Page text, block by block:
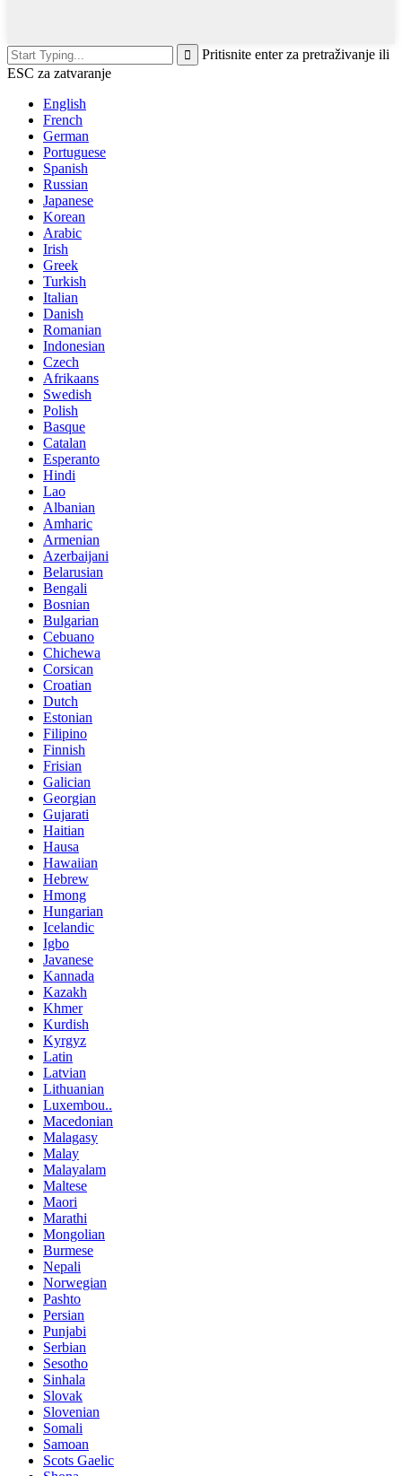
Pritisnite enter za pretraživanje ili
ESC za zatvaranje
English
French
German
Portuguese
Spanish
Russian
Japanese
Korean
Arabic
Irish
Greek
Turkish
Italian
Danish
Romanian
Indonesian
Czech
Afrikaans
Swedish
Polish
Basque
Catalan
Esperanto
Hindi
Lao
Albanian
Amharic
Armenian
Azerbaijani
Belarusian
Bengali
Bosnian
Bulgarian
Cebuano
Chichewa
Corsican
Croatian
Dutch
Estonian
Filipino
Finnish
Frisian
Galician
Georgian
Gujarati
Haitian
Hausa
Hawaiian
Hebrew
Hmong
Hungarian
Icelandic
Igbo
Javanese
Kannada
Kazakh
Khmer
Kurdish
Kyrgyz
Latin
Latvian
Lithuanian
Luxembou..
Macedonian
Malagasy
Malay
Malayalam
Maltese
Maori
Marathi
Mongolian
Burmese
Nepali
Norwegian
Pashto
Persian
Punjabi
Serbian
Sesotho
Sinhala
Slovak
Slovenian
Somali
Samoan
Scots Gaelic